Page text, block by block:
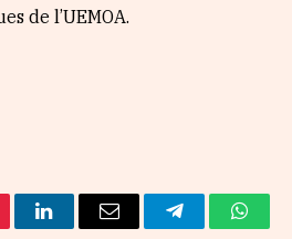
de l’UEMOA.
LinkedInEmail Telegram